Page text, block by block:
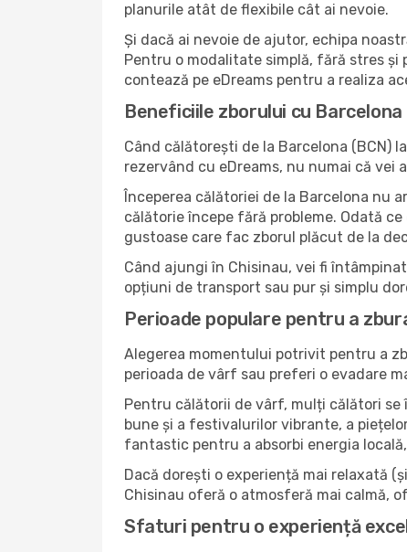
planurile atât de flexibile cât ai nevoie.
Și dacă ai nevoie de ajutor, echipa
Pentru o modalitate simplă, fără stres și
contează pe eDreams pentru a realiza
Beneficiile zborului cu Barcelona
Când călătorești de la Barcelona (BCN)
rezervând cu eDreams, nu numai că
Începerea călătoriei de la Barcelona nu
călătorie începe fără probleme. Odată
gustoase care fac zborul plăcut de la
Când ajungi în Chisinau, vei fi
opțiuni de transport sau pur și simplu
Perioade populare pentru a
Alegerea momentului potrivit pentru a
perioada de vârf sau preferi o evadare
Pentru călătorii de vârf, mulți călători se
bune și a festivalurilor vibrante, a
fantastic pentru a absorbi energia
Dacă dorești o experiență mai relaxată
Chisinau oferă o atmosferă mai calmă,
Sfaturi pentru o experiență